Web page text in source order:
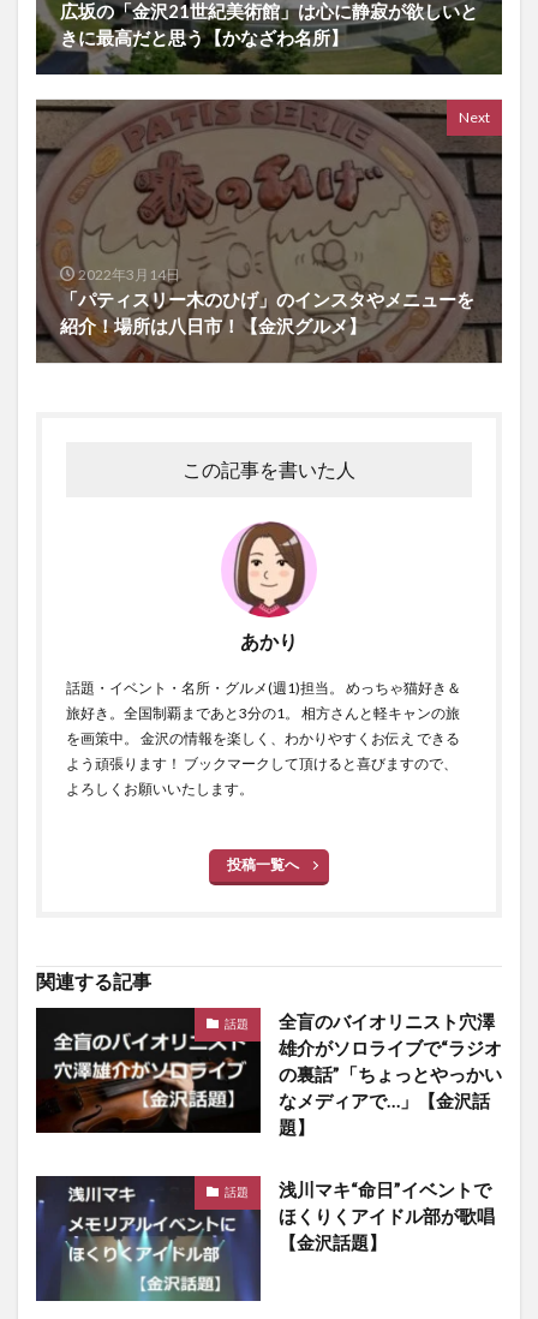
広坂の「金沢21世紀美術館」は心に静寂が欲しいと
きに最高だと思う【かなざわ名所】
Next
2022年3月14日
「パティスリー木のひげ」のインスタやメニューを
紹介！場所は八日市！【金沢グルメ】
この記事を書いた人
あかり
話題・イベント・名所・グルメ(週1)担当。 めっちゃ猫好き＆
旅好き。全国制覇まであと3分の1。 相方さんと軽キャンの旅
を画策中。 金沢の情報を楽しく、わかりやすくお伝え できる
よう頑張ります！ ブックマークして頂けると喜びますので、
よろしくお願いいたします。
投稿一覧へ
関連する記事
話題
全盲のバイオリニスト穴澤
雄介がソロライブで“ラジオ
の裏話”「ちょっとやっかい
なメディアで…」【金沢話
題】
話題
浅川マキ“命日”イベントで
ほくりくアイドル部が歌唱
【金沢話題】